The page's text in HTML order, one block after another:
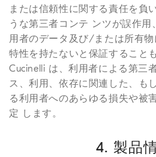
または信頼性に関する責任を負
うな第三者コンテ ンツが誤作用
用者のデータ及び/または所有
特性を持たないと保証すること
Cucinelli は、利用者による第三
ス、利用、依存に関連した、も
る利用者へのあらゆる損失や被
定 します。
4. 製品